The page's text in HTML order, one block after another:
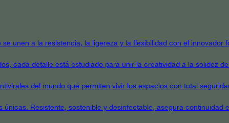
unen a la resistencia, la ligereza y la flexibilidad con el innovador
cada detalle está estudiado para unir la creatividad a la solidez
del mundo que permiten vivir los espacios con total
Resistente, sostenible y desinfectable, asegura continuidad